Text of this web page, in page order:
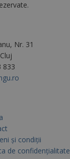
Nr. 31
833
și condiții
de confidențialitate